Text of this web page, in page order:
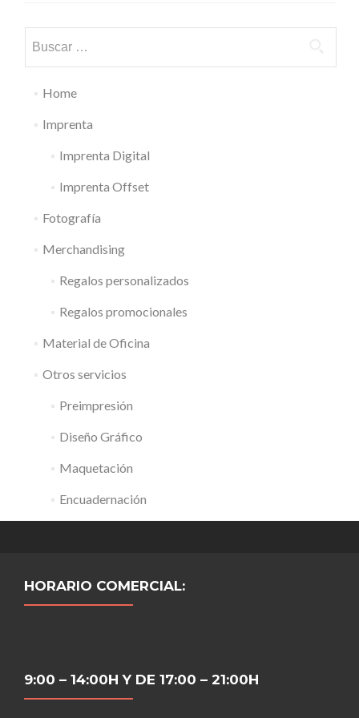
Home
Imprenta
Imprenta Digital
Imprenta Offset
Fotografía
Merchandising
Regalos personalizados
Regalos promocionales
Material de Oficina
Otros servicios
Preimpresión
Diseño Gráfico
Maquetación
Encuadernación
HORARIO COMERCIAL:
9:00 – 14:00H Y DE 17:00 – 21:00H